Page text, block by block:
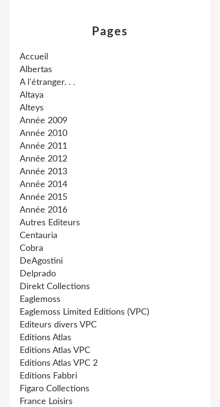
Pages
Accueil
Albertas
A l'étranger. . .
Altaya
Alteys
Année 2009
Année 2010
Année 2011
Année 2012
Année 2013
Année 2014
Année 2015
Année 2016
Autres Editeurs
Centauria
Cobra
DeAgostini
Delprado
Direkt Collections
Eaglemoss
Eaglemoss Limited Editions (VPC)
Editeurs divers VPC
Editions Atlas
Editions Atlas VPC
Editions Atlas VPC 2
Editions Fabbri
Figaro Collections
France Loisirs